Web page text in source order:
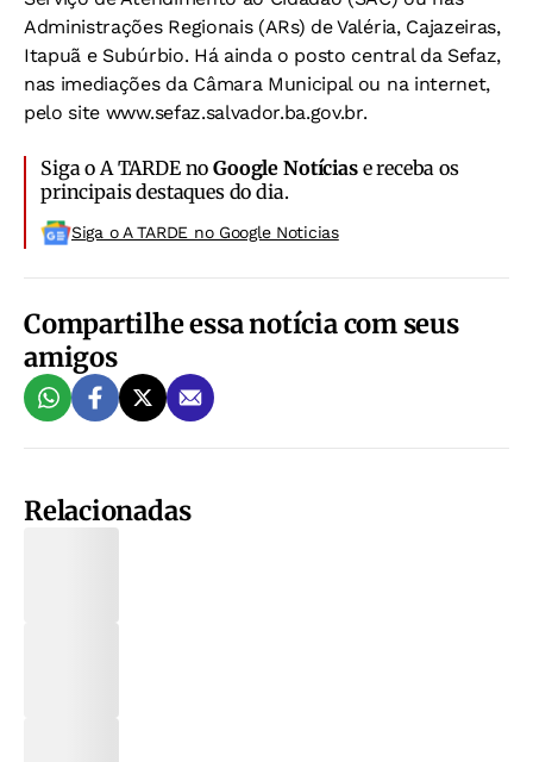
Administrações Regionais (ARs) de Valéria, Cajazeiras,
Itapuã e Subúrbio. Há ainda o posto central da Sefaz,
nas imediações da Câmara Municipal ou na internet,
pelo site www.sefaz.salvador.ba.gov.br.
Siga o A TARDE noGoogle Notíciase receba os
principais destaques do dia.
Siga o A TARDE no Google Noticias
Compartilhe essa notícia com seus
amigos
Relacionadas